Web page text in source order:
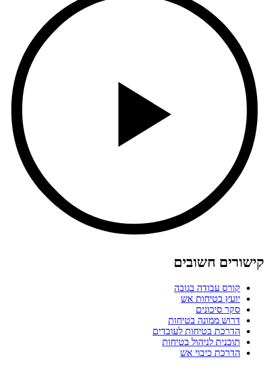
קישורים חשובים
קורס עבודה בגובה
יועץ בטיחות אש
סקר סיכונים
דרוש ממונה בטיחות
הדרכת בטיחות לעובדים
תוכנית לניהול בטיחות
הדרכת כיבוי אש